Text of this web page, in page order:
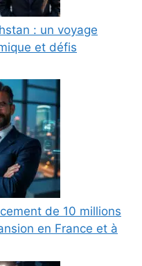
: un voyage
et défis
de 10 millions
en France et à